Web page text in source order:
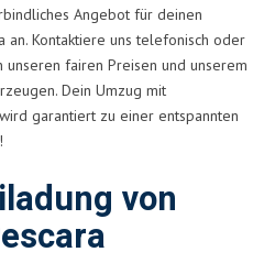
Angebot für deinen
an. Kontaktiere uns telefonisch oder
fairen Preisen und unserem
Dein Umzug mit
garantiert zu einer entspannten
von